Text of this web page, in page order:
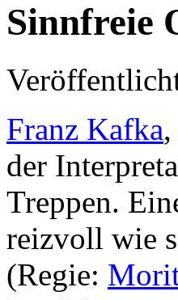
Sinnfreie
Franz Kafka
der
Treppen.
reizvoll wie
(Regie: